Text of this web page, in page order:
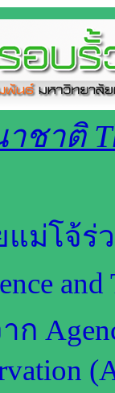
าติ
ม่โจ้ร่ว